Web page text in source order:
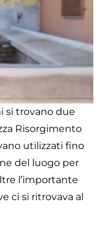
si trovano due
Risorgimento
utilizzati fino
del luogo per
l’importante
ci si ritrovava al